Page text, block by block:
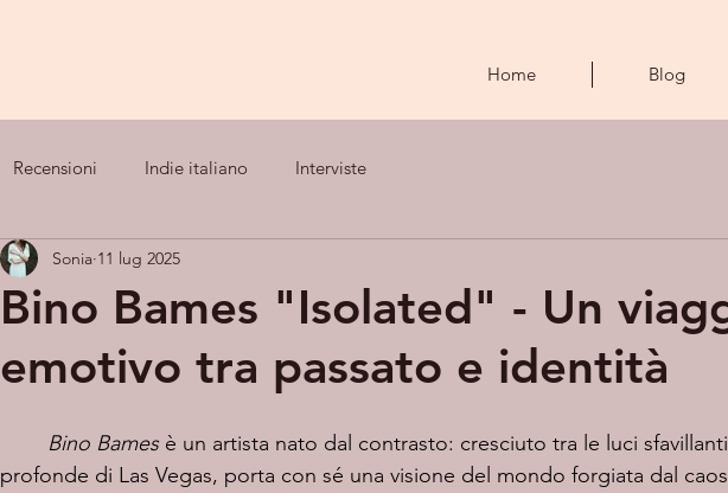
Home Blog
Recensioni Indie italiano Interviste
Bino Bames "Isolated" - Un
emotivo tra passato e identità
Sonia 11 lug 2025
Bino Bames è un artista nato dal contrasto: cresciuto tra le luci
profonde di Las Vegas, porta con sé una visione del mondo forgiata dal